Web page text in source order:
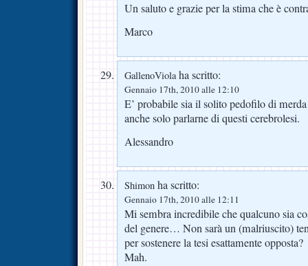
Un saluto e grazie per la stima che è
Marco
GallenoViolaha scritto:
Gennaio 17th, 2010 alle 12:10
E’ probabile sia il solito pedofilo di
anche solo parlarne di questi cerebrolesi.
Alessandro
Shimon ha scritto:
Gennaio 17th, 2010 alle 12:11
Mi sembra incredibile che qualcuno sia
del genere… Non sarà un (malriuscito)
per sostenere la tesi esattamente opposta?
Mah.